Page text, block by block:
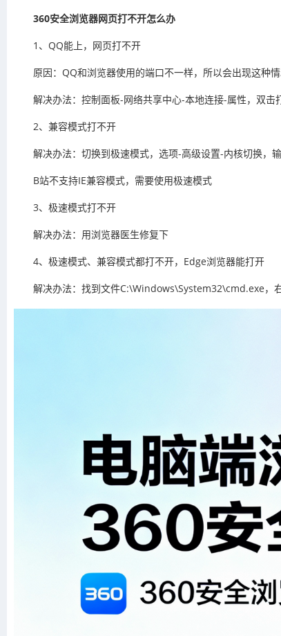
360安全浏览器网页打不开怎么办
1、QQ能上，网页打不开
原因：QQ和浏览器使用的端口不一样，所以会出现这种
解决办法：控制面板-网络共享中心-本地连接-属性，双
2、兼容模式打不开
解决办法：切换到极速模式，选项-高级设置-内核切换，
B站不支持IE兼容模式，需要使用极速模式
3、极速模式打不开
解决办法：用浏览器医生修复下
4、极速模式、兼容模式都打不开，Edge浏览器能打开
解决办法：找到文件C:\Windows\System32\cmd.exe，